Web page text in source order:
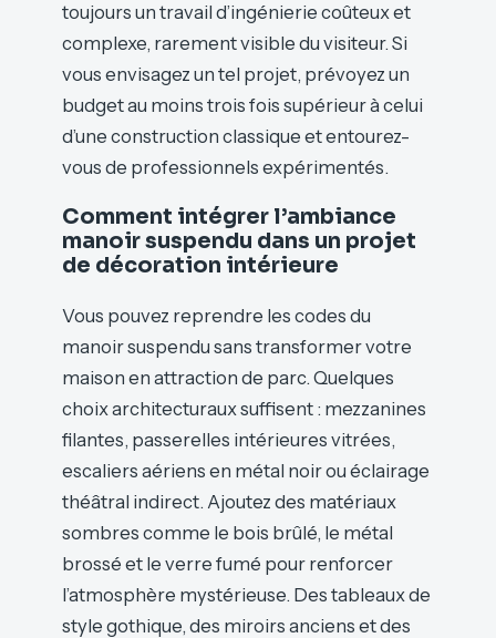
toujours un travail d’ingénierie coûteux et
complexe, rarement visible du visiteur. Si
vous envisagez un tel projet, prévoyez un
budget au moins trois fois supérieur à celui
d’une construction classique et entourez-
vous de professionnels expérimentés.
Comment intégrer l’ambiance
manoir suspendu dans un projet
de décoration intérieure
Vous pouvez reprendre les codes du
manoir suspendu sans transformer votre
maison en attraction de parc. Quelques
choix architecturaux suffisent : mezzanines
filantes, passerelles intérieures vitrées,
escaliers aériens en métal noir ou éclairage
théâtral indirect. Ajoutez des matériaux
sombres comme le bois brûlé, le métal
brossé et le verre fumé pour renforcer
l’atmosphère mystérieuse. Des tableaux de
style gothique, des miroirs anciens et des